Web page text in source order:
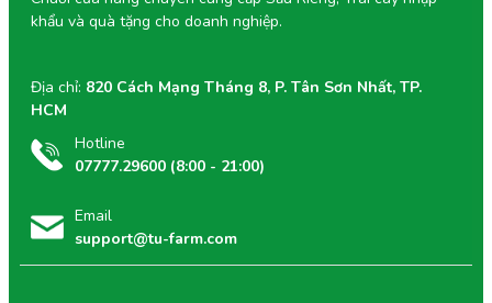
Hotline
07777.29600 (8:00 - 21:00)
Email
support@tu-farm.com
khẩu và quà tặng cho doanh nghiệp.
Địa chỉ: 820 Cách Mạng Tháng 8, P. Tân Sơn Nhất, TP.
HCM